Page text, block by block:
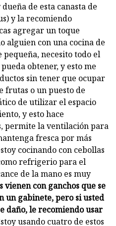
de esta canasta de
y la recomiendo
agregar un toque
alguien con una cocina de
necesito todo el
obtener, y esto me
sin tener que ocupar
frutas o un puesto de
de utilizar el espacio
y esto hace
permite la ventilación para
fresca por más
cocinando con cebollas
refrigerio para el
de la mano es muy
vienen con ganchos que se
gabinete, pero si usted
daño, le recomiendo usar
usando cuatro de estos